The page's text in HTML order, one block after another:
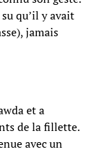
qu’il y avait
jamais
et a
de la fillette.
avec un